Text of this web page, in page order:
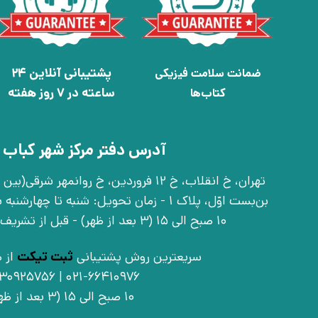
ضمانت سلامت فیزیکی
کتاب‌ها
پشتیبانی آنلاین 24
ساعته در 7 روز هفته
آدرس دفتر مرکز شهر
بن‌بست اوّل، پلاک 1 - زمان تحویل: شنبه
10 صبح الی 15 (3 بعد از ظهر) - قبل از تشریف آوردن تماس بگیرید
سریعترین روش پشتیبانی ثبت تیکت
10 صبح الی 15 (3 بعد از ظهر)